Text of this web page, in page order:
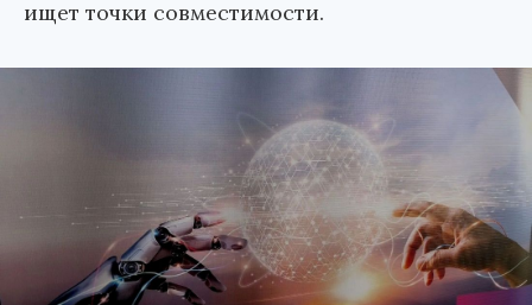
ищет точки совместимости.